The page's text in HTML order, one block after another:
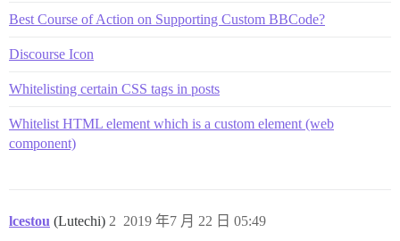
Best Course of Action on Supporting Custom BBCode?
Discourse Icon
Whitelisting certain CSS tags in posts
Whitelist HTML element which is a custom element (web
component)
lcestou (Lutechi) 2019 年7 月 22 日 05:49
2